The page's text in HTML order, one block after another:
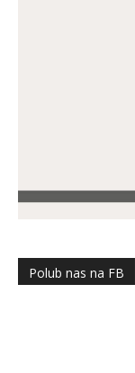
Polub nas na FB